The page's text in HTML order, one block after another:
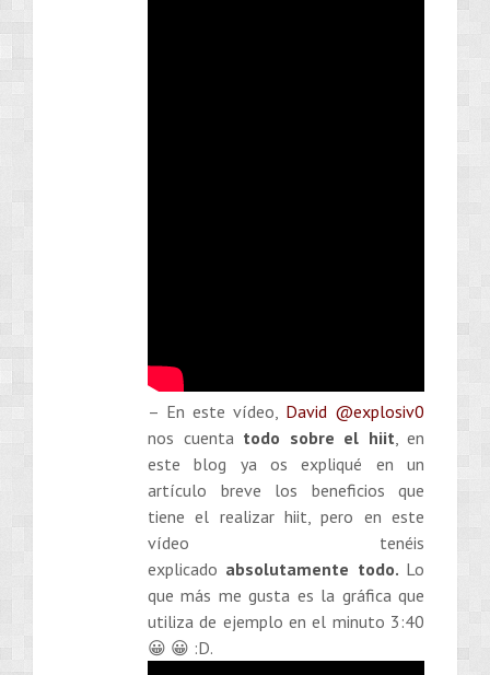
– En este vídeo, David @explosiv0
nos cuenta todo sobre el hiit , en
este blog ya os expliqué en un
artículo breve los beneficios que
tiene el realizar hiit, pero en este
vídeo tenéis
explicado absolutamente todo. Lo
que más me gusta es la gráfica que
utiliza de ejemplo en el minuto 3:40
😀 😀 :D.